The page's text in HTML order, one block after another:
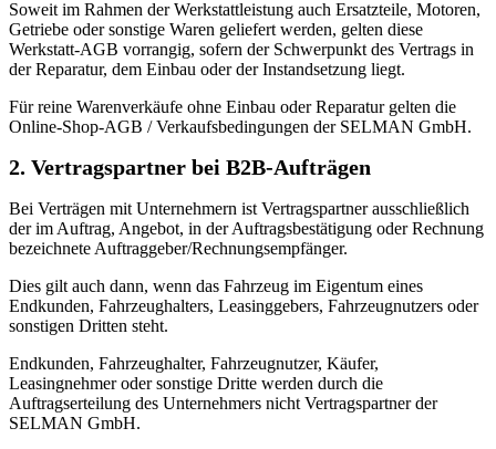
Soweit im Rahmen der Werkstattleistung auch Ersatzteile, Motoren,
Getriebe oder sonstige Waren geliefert werden, gelten diese
Werkstatt-AGB vorrangig, sofern der Schwerpunkt des Vertrags in
der Reparatur, dem Einbau oder der Instandsetzung liegt.
Für reine Warenverkäufe ohne Einbau oder Reparatur gelten die
Online-Shop-AGB / Verkaufsbedingungen der SELMAN GmbH.
2. Vertragspartner bei B2B-Aufträgen
Bei Verträgen mit Unternehmern ist Vertragspartner ausschließlich
der im Auftrag, Angebot, in der Auftragsbestätigung oder Rechnung
bezeichnete Auftraggeber/Rechnungsempfänger.
Dies gilt auch dann, wenn das Fahrzeug im Eigentum eines
Endkunden, Fahrzeughalters, Leasinggebers, Fahrzeugnutzers oder
sonstigen Dritten steht.
Endkunden, Fahrzeughalter, Fahrzeugnutzer, Käufer,
Leasingnehmer oder sonstige Dritte werden durch die
Auftragserteilung des Unternehmers nicht Vertragspartner der
SELMAN GmbH.